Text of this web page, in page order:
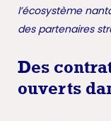
l’écosystème
des partenaires
Des
ouverts